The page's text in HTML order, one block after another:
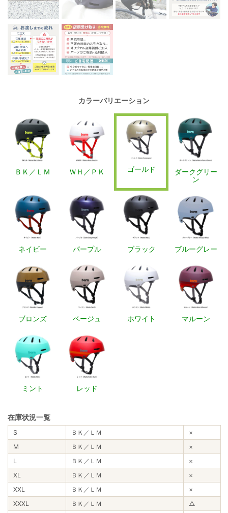
カラーバリエーション
ＢＫ／ＬＭ ＷＨ／ＰＫ ゴールド
ダークグリー
ン
ネイビー パープル ブラック ブルーグレー
ブロンズ ベージュ ホワイト マルーン
ミント レッド
在庫状況一覧
S ＢＫ／ＬＭ
×
M
ＢＫ／ＬＭ
×
L
ＢＫ／ＬＭ
×
XL
ＢＫ／ＬＭ
×
XXL
ＢＫ／ＬＭ
×
XXXL
ＢＫ／ＬＭ
△